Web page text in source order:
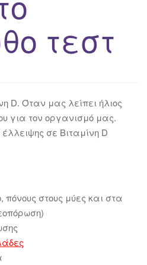
τεστ
D. Όταν μας λείπει ήλιος
για τον οργανισμό μας.
σε Βιταμίνη D
στους μύες και στα